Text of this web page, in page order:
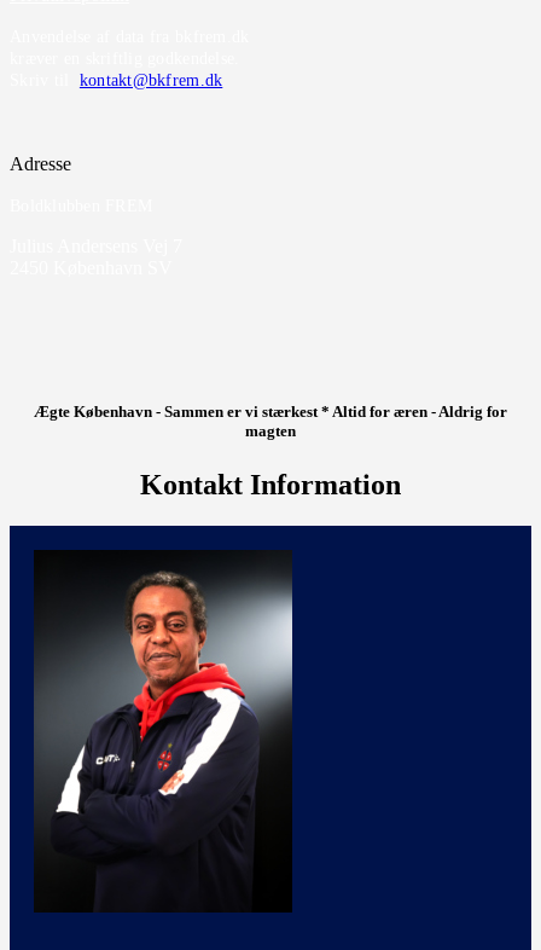
kontakt@bkfrem.dk
Adresse
Ægte København - Sammen er vi stærkest * Altid for æren - Aldrig for
magten
Kontakt Information